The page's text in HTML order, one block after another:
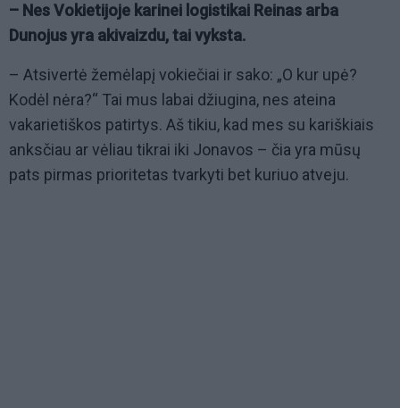
– Nes Vokietijoje karinei logistikai Reinas arba
Dunojus yra akivaizdu, tai vyksta.
– Atsivertė žemėlapį vokiečiai ir sako: „O kur upė?
Kodėl nėra?“ Tai mus labai džiugina, nes ateina
vakarietiškos patirtys. Aš tikiu, kad mes su kariškiais
anksčiau ar vėliau tikrai iki Jonavos – čia yra mūsų
pats pirmas prioritetas tvarkyti bet kuriuo atveju.